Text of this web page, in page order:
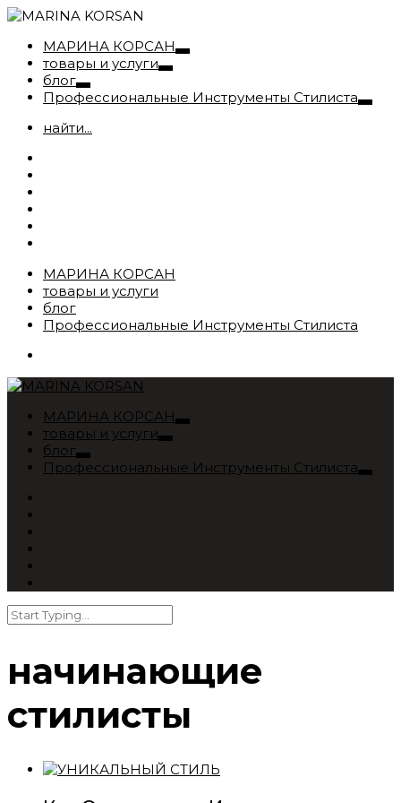
МАРИНА КОРСАН
товары и услуги
блог
Профессиональные Инструменты Стилиста
найти...
МАРИНА КОРСАН
товары и услуги
блог
Профессиональные Инструменты Стилиста
МАРИНА КОРСАН
товары и услуги
блог
Профессиональные Инструменты Стилиста
начинающие
стилисты